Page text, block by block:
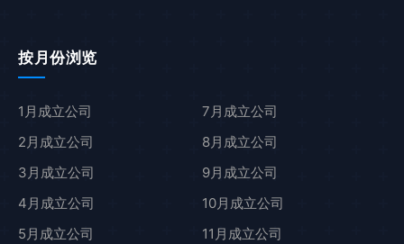
按月份浏览
1月成立公司
2月成立公司
3月成立公司
4月成立公司
5月成立公司
7月成立公司
8月成立公司
9月成立公司
10月成立公司
11月成立公司